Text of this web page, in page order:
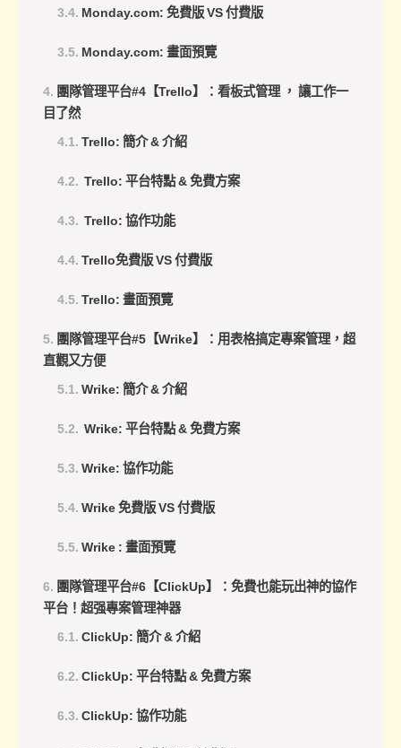
Monday.com: 免費版 VS 付費版
Monday.com: 畫面預覽
團隊管理平台#4【Trello】：看板式管理 ， 讓工作一
目了然
Trello: 簡介 & 介紹
Trello: 平台特點 & 免費方案
Trello: 協作功能
Trello免費版 VS 付費版
Trello: 畫面預覽
團隊管理平台#5【Wrike】：用表格搞定專案管理，超
直觀又方便
Wrike: 簡介 & 介紹
Wrike: 平台特點 & 免費方案
Wrike: 協作功能
Wrike 免費版 VS 付費版
Wrike : 畫面預覽
團隊管理平台#6【ClickUp】：免費也能玩出神的協作
平台！超强專案管理神器
ClickUp: 簡介 & 介紹
ClickUp: 平台特點 & 免費方案
ClickUp: 協作功能